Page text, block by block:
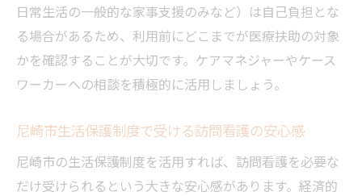
日常生活の一般的な家事支援のみなど）は自己負担とな
る場合があるため、利用前にどこまでが医療扶助の対象
かを確認することが大切です。ケアマネジャーやケース
ワーカーへの相談を積極的に活用しましょう。
尼崎市生活保護制度で受ける訪問看護の安心感
尼崎市の生活保護制度を活用すれば、訪問看護を必要な
だけ受けられるという大きな安心感があります。経済的